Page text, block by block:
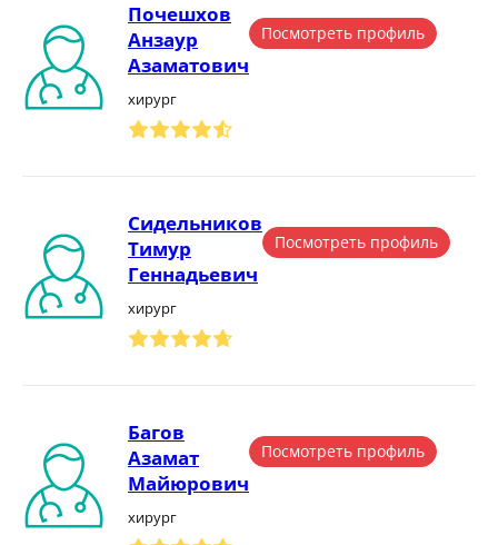
Почешхов
Анзаур
Азаматович
хирург
Посмотреть профиль
Сидельников
Тимур
Геннадьевич
хирург
Посмотреть профиль
Багов
Азамат
Майюрович
хирург
Посмотреть профиль